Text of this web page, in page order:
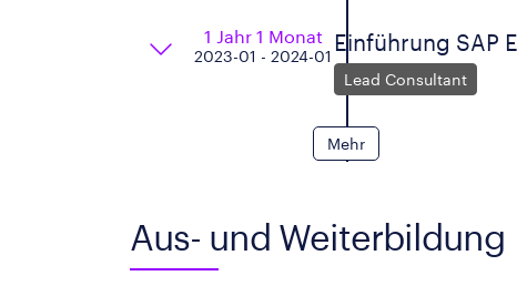
1 Jahr 1 Monat
2023-01 - 2024-01
Einführung SAP
Lead Consultant
Mehr
Aus- und Weiterbildung